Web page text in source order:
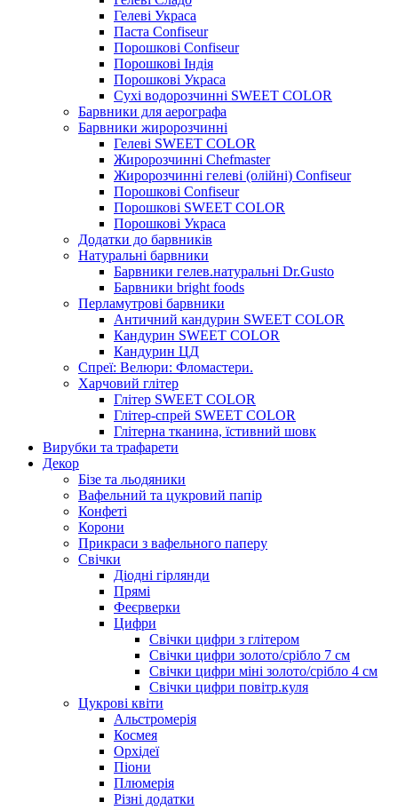
Гелеві Украса
Паста Confiseur
Порошкові Confiseur
Порошкові Індія
Порошкові Украса
Сухі водорозчинні SWEET COLOR
Барвники для аерографа
Барвники жиророзчинні
Гелеві SWEET COLOR
Жиророзчинні Chefmaster
Жиророзчинні гелеві (олійні) Confiseur
Порошкові Confiseur
Порошкові SWEET COLOR
Порошкові Украса
Додатки до барвників
Натуральні барвники
Барвники гелев.натуральні Dr.Gusto
Барвники bright foods
Перламутрові барвники
Античний кандурин SWEET COLOR
Кандурин SWEET COLOR
Кандурин ЦД
Спреї: Велюри: Фломастери.
Харчовий глітер
Глітер SWEET COLOR
Глітер-спрей SWEET COLOR
Глітерна тканина, їстивний шовк
Вирубки та трафарети
Декор
Бізе та льодяники
Вафельний та цукровий папір
Конфеті
Корони
Прикраси з вафельного паперу
Свічки
Діодні гірлянди
Прямі
Феєрверки
Цифри
Свічки цифри з глітером
Свічки цифри золото/срібло 7 см
Свічки цифри міні золото/срібло 4 см
Свічки цифри повітр.куля
Цукрові квіти
Альстромерія
Космея
Орхідеї
Піони
Плюмерія
Різні додатки